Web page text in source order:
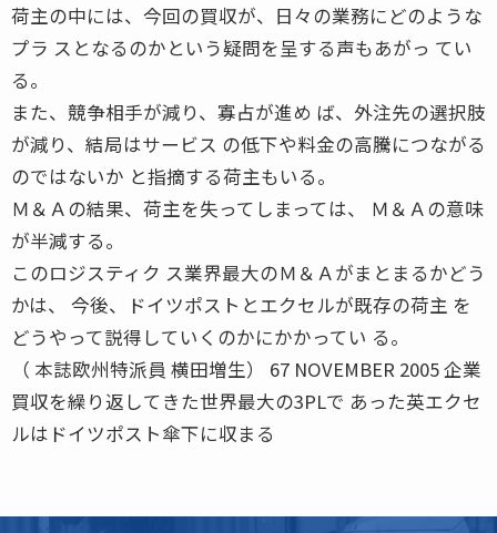
荷主の中には、今回の買収が、日々の業務にどのような
プラ スとなるのかという疑問を呈する声もあがっ てい
る。
また、競争相手が減り、寡占が進め ば、外注先の選択肢
が減り、結局はサービス の低下や料金の高騰につながる
のではないか と指摘する荷主もいる。
Ｍ＆Ａの結果、荷主を失ってしまっては、 Ｍ＆Ａの意味
が半減する。
このロジスティク ス業界最大のＭ＆Ａがまとまるかどう
かは、 今後、ドイツポストとエクセルが既存の荷主 を
どうやって説得していくのかにかかってい る。
（ 本誌欧州特派員 横田増生） 67 NOVEMBER 2005 企業
買収を繰り返してきた世界最大の3PLで あった英エクセ
ルはドイツポスト傘下に収まる